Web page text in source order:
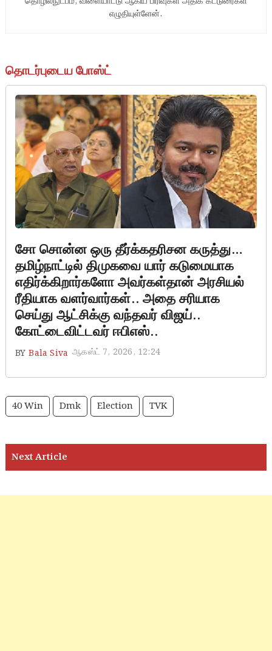
எழுதியுள்ளேன்.
தொடர்புடைய போஸ்ட்
சோ சொன்ன ஒரு தீர்க்கதரிசன கருத்து…
தமிழ்நாட்டில் திமுகவை யார் கடுமையாக
எதிர்க்கிறார்களோ அவர்கள்தான் அரசியல்
ரீதியாக வளர்வார்கள்.. அதை சரியாக
செய்து ஆட்சிக்கு வந்தவர் விஜய்..
கோட்டைவிட்டவர் ஈபிஎஸ்..
BY Bala Siva ஆகஸ்ட் 7, 2026, 12:24
40 Win Dmk Election TVK